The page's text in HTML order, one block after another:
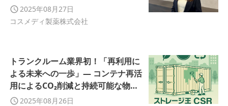
入 2025年08月27日
コスメディ製薬株式会社
トランクルーム業界初！「再利用に
よる未来への一歩」— コンテナ再活
用によるCO₂削減と持続可能な物流
の推進
2025年08月26日